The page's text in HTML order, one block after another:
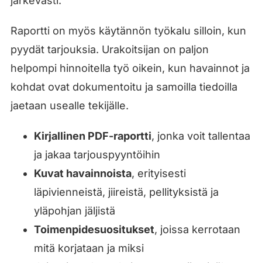
Raportti on myös käytännön työkalu silloin, kun
pyydät tarjouksia. Urakoitsijan on paljon
helpompi hinnoitella työ oikein, kun havainnot ja
kohdat ovat dokumentoitu ja samoilla tiedoilla
jaetaan usealle tekijälle.
Kirjallinen PDF-raportti, jonka voit tallentaa
ja jakaa tarjouspyyntöihin
Kuvat havainnoista, erityisesti
läpivienneistä, jiireistä, pellityksistä ja
yläpohjan jäljistä
Toimenpidesuositukset, joissa kerrotaan
mitä korjataan ja miksi